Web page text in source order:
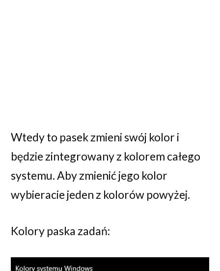
Wtedy to pasek zmieni swój kolor i
będzie zintegrowany z kolorem całego
systemu. Aby zmienić jego kolor
wybieracie jeden z kolorów powyżej.
Kolory paska zadań: